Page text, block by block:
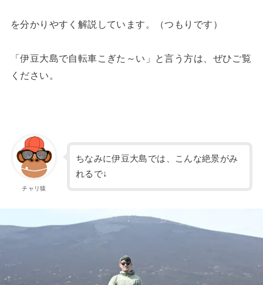
を分かりやすく解説しています。（つもりです）
「伊豆大島で自転車こぎた～い」と言う方は、ぜひご覧
ください。
チャリ猿
ちなみに伊豆大島では、こんな絶景がみ
れるで↓